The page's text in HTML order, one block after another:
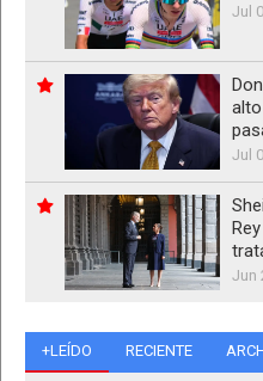
Jul
Jul
Jun
+LEÍDO RECIENTE